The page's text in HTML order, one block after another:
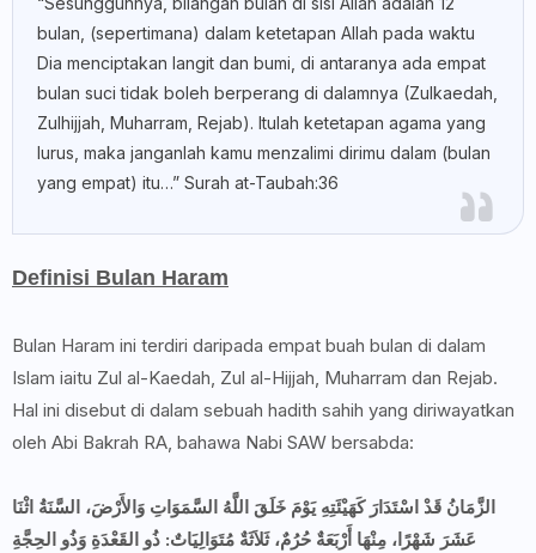
bulan, (sepertimana) dalam ketetapan Allah pada waktu
Dia menciptakan langit dan bumi, di antaranya ada empat
bulan suci tidak boleh berperang di dalamnya (Zulkaedah,
Zulhijjah, Muharram, Rejab). Itulah ketetapan agama yang
lurus, maka janganlah kamu menzalimi dirimu dalam (bulan
yang empat) itu…” Surah at-Taubah:36
Definisi Bulan Haram
Bulan Haram ini terdiri daripada empat buah bulan di dalam
Islam iaitu Zul al-Kaedah, Zul al-Hijjah, Muharram dan Rejab.
Hal ini disebut di dalam sebuah hadith sahih yang diriwayatkan
oleh Abi Bakrah RA, bahawa Nabi SAW bersabda:
الزَّمَانُ قَدْ اسْتَدَارَ كَهَيْئَتِهِ يَوْمَ خَلَقَ اللَّهُ السَّمَوَاتِ وَالأَرْضَ، السَّنَةُ اثْنَا
عَشَرَ شَهْرًا، مِنْهَا أَرْبَعَةٌ حُرُمٌ، ثَلاَثَةٌ مُتَوَالِيَاتٌ: ذُو القَعْدَةِ وَذُو الحِجَّةِ